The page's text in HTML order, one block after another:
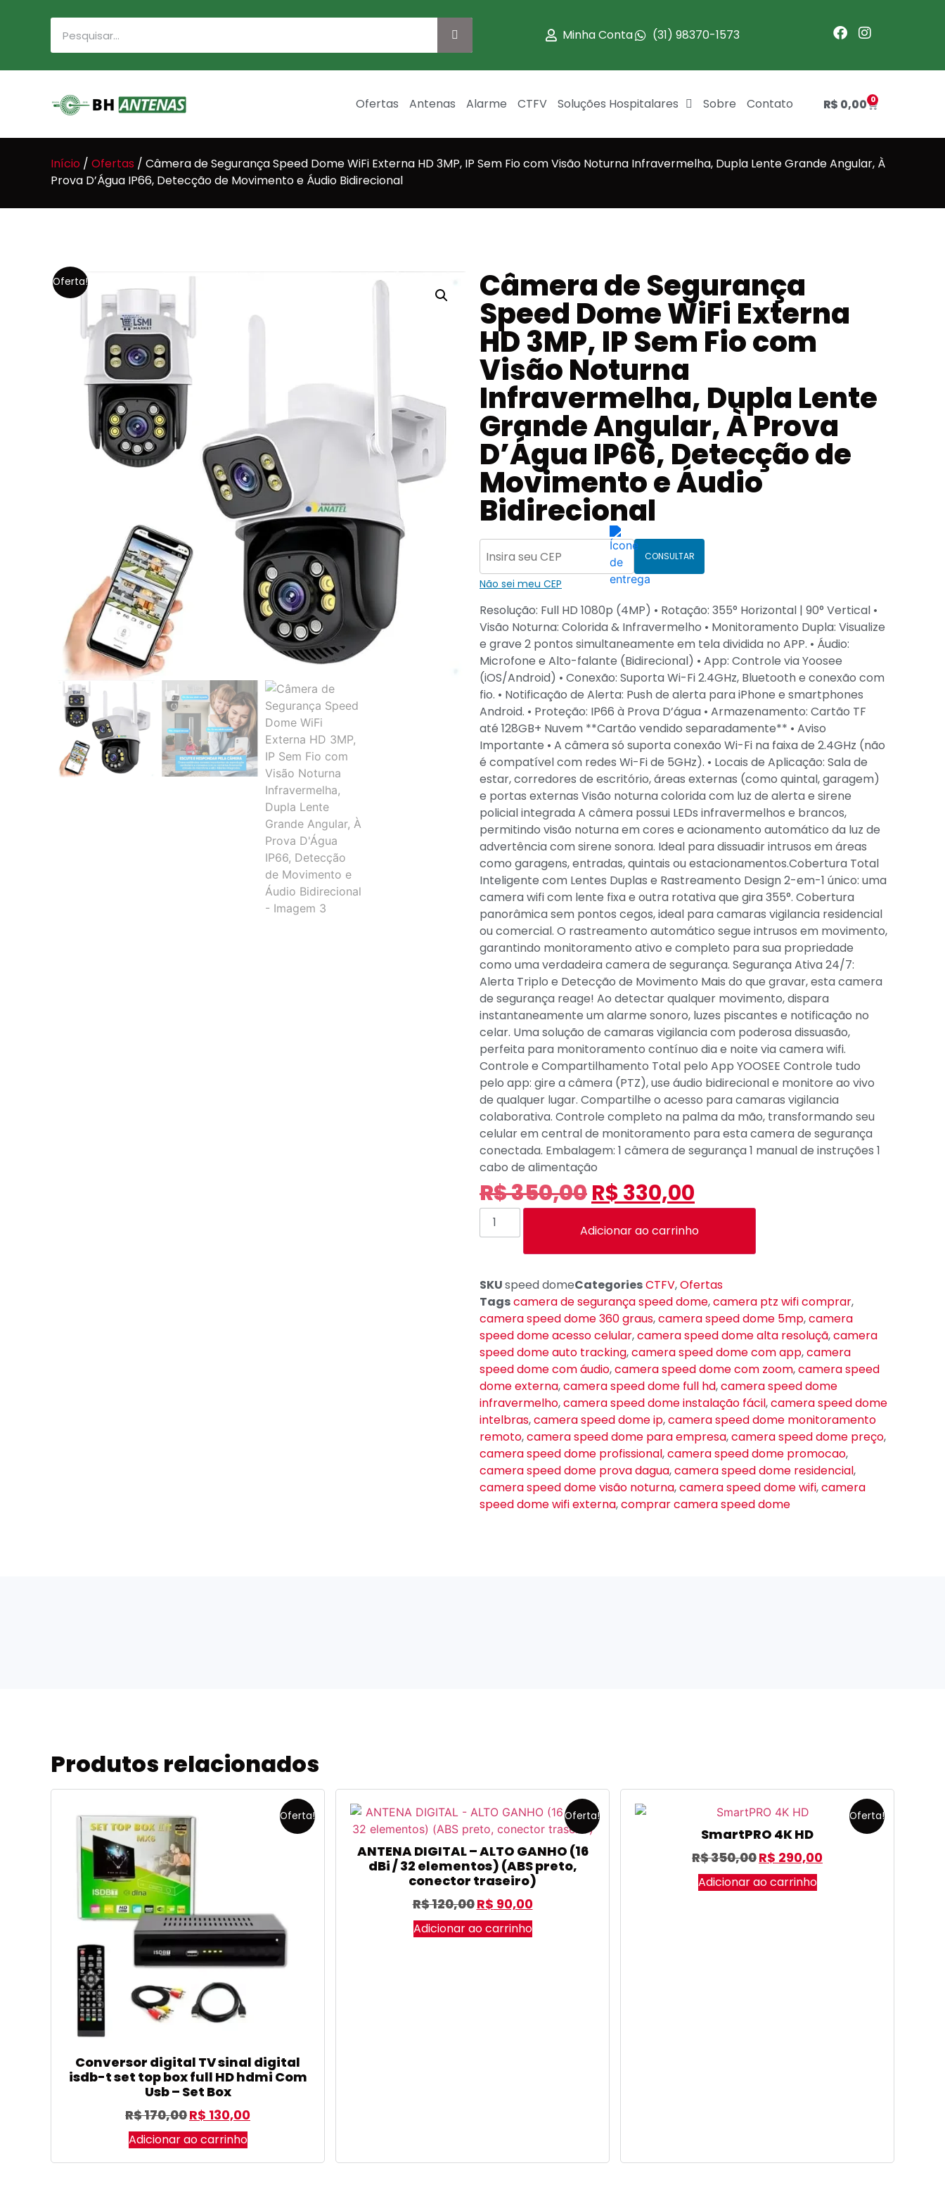
Minha Conta (31) 98370-1573
Ofertas Antenas Alarme CTFV Soluções Hospitalares Sobre Contato R$ 0,00 0
Início / Ofertas / Câmera de Segurança Speed Dome WiFi Externa HD 3MP, IP Sem Fio com Visão Noturna Infravermelha, Dupla Lente Grande Angular, À
Prova D’Água IP66, Detecção de Movimento e Áudio Bidirecional
Oferta! Câmera de Segurança
Speed Dome WiFi Externa
HD 3MP, IP Sem Fio com
Visão Noturna
Infravermelha, Dupla Lente
Grande Angular, À Prova
D’Água IP66, Detecção de
Movimento e Áudio
Bidirecional
CONSULTAR
Não sei meu CEP
Resolução: Full HD 1080p (4MP) • Rotação: 355° Horizontal | 90° Vertical •
Visão Noturna: Colorida & Infravermelho • Monitoramento Dupla: Visualize
e grave 2 pontos simultaneamente em tela dividida no APP. • Áudio:
Microfone e Alto-falante (Bidirecional) • App: Controle via Yoosee
(iOS/Android) • Conexão: Suporta Wi-Fi 2.4GHz, Bluetooth e conexão com
fio. • Notificação de Alerta: Push de alerta para iPhone e smartphones
Android. • Proteção: IP66 à Prova D’água • Armazenamento: Cartão TF
até 128GB+ Nuvem **Cartão vendido separadamente** • Aviso
Importante • A câmera só suporta conexão Wi-Fi na faixa de 2.4GHz (não
é compatível com redes Wi-Fi de 5GHz). • Locais de Aplicação: Sala de
estar, corredores de escritório, áreas externas (como quintal, garagem)
e portas externas Visão noturna colorida com luz de alerta e sirene
policial integrada A câmera possui LEDs infravermelhos e brancos,
permitindo visão noturna em cores e acionamento automático da luz de
advertência com sirene sonora. Ideal para dissuadir intrusos em áreas
como garagens, entradas, quintais ou estacionamentos.Cobertura Total
Inteligente com Lentes Duplas e Rastreamento Design 2-em-1 único: uma
camera wifi com lente fixa e outra rotativa que gira 355°. Cobertura
panorâmica sem pontos cegos, ideal para camaras vigilancia residencial
ou comercial. O rastreamento automático segue intrusos em movimento,
garantindo monitoramento ativo e completo para sua propriedade
como uma verdadeira camera de segurança. Segurança Ativa 24/7:
Alerta Triplo e Detecção de Movimento Mais do que gravar, esta camera
de segurança reage! Ao detectar qualquer movimento, dispara
instantaneamente um alarme sonoro, luzes piscantes e notificação no
celar. Uma solução de camaras vigilancia com poderosa dissuasão,
perfeita para monitoramento contínuo dia e noite via camera wifi.
Controle e Compartilhamento Total pelo App YOOSEE Controle tudo
pelo app: gire a câmera (PTZ), use áudio bidirecional e monitore ao vivo
de qualquer lugar. Compartilhe o acesso para camaras vigilancia
colaborativa. Controle completo na palma da mão, transformando seu
celular em central de monitoramento para esta camera de segurança
conectada. Embalagem: 1 câmera de segurança 1 manual de instruções 1
cabo de alimentação
R$350,00R$330,00
Adicionar ao carrinho
SKUspeed domeCategoriesCTFV,Ofertas
Tagscamera de segurança speed dome,camera ptz wifi comprar,
camera speed dome 360 graus,camera speed dome 5mp,camera
speed dome acesso celular,camera speed dome alta resoluçã,camera
speed dome auto tracking,camera speed dome com app,camera
speed dome com áudio,camera speed dome com zoom,camera speed
dome externa,camera speed dome full hd,camera speed dome
infravermelho,camera speed dome instalação fácil,camera speed dome
intelbras,camera speed dome ip,camera speed dome monitoramento
remoto,camera speed dome para empresa,camera speed dome preço,
camera speed dome profissional,camera speed dome promocao,
camera speed dome prova dagua,camera speed dome residencial,
camera speed dome visão noturna,camera speed dome wifi,camera
speed dome wifi externa,comprar camera speed dome
Produtos relacionados
Oferta!
Conversor digital TV sinal digital
isdb-t set top box full HD hdmi Com
Usb – Set Box
R$170,00R$ 130,00
Adicionar ao carrinho
Oferta!
ANTENA DIGITAL – ALTO GANHO (16
dBi / 32 elementos) (ABS preto,
conector traseiro)
R$120,00R$ 90,00
Adicionar ao carrinho
Oferta!
SmartPRO 4K HD
R$350,00R$ 290,00
Adicionar ao carrinho